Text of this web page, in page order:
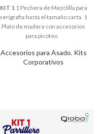
Accesorios para Asado, Kits
Corporativos
KIT 1